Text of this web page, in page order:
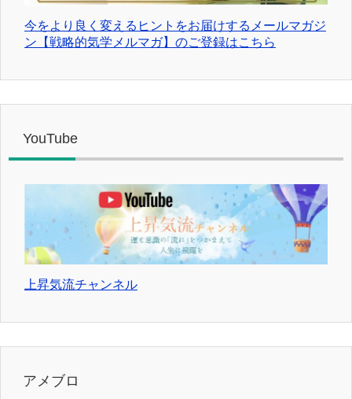
今をより良く変えるヒントをお届けするメールマガジ
ン【戦略的気学メルマガ】のご登録はこちら
YouTube
上昇気流チャンネル
アメブロ